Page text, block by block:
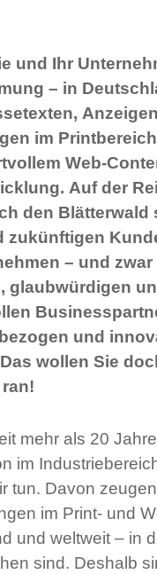
und Ihr
– in
im
Web-
Auf der
den Blätterwald
zukünftigen
– und zwar
glaubwürdigen
und
wollen Sie
mehr als 20
im
tun. Davon
im Print- und
und weltweit – in
sind. Deshalb